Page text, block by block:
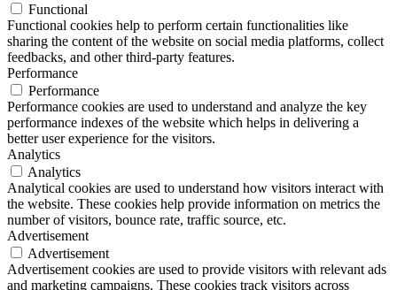
Functional
Functional cookies help to perform certain functionalities like
sharing the content of the website on social media platforms, collect
feedbacks, and other third-party features.
Performance
Performance
Performance cookies are used to understand and analyze the key
performance indexes of the website which helps in delivering a
better user experience for the visitors.
Analytics
Analytics
Analytical cookies are used to understand how visitors interact with
the website. These cookies help provide information on metrics the
number of visitors, bounce rate, traffic source, etc.
Advertisement
Advertisement
Advertisement cookies are used to provide visitors with relevant ads
and marketing campaigns. These cookies track visitors across